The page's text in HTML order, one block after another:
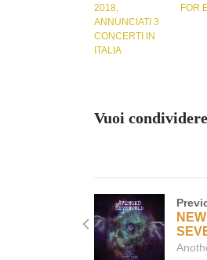
2018,
ANNUNCIATI 3
CONCERTI IN
ITALIA
FOR
Vuoi